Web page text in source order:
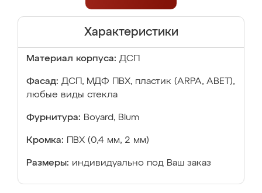
Характеристики
Материал корпуса: ДСП
Фасад: ДСП, МДФ ПВХ, пластик (ARPA, ABET),
любые виды стекла
Фурнитура: Boyard, Blum
Кромка: ПВХ (0,4 мм, 2 мм)
Размеры: индивидуально под Ваш заказ